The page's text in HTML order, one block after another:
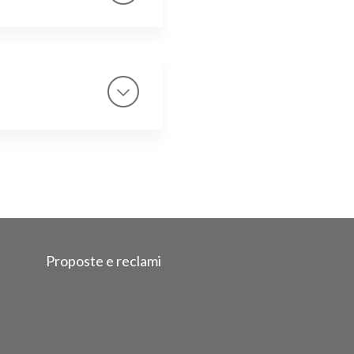
Proposte e reclami